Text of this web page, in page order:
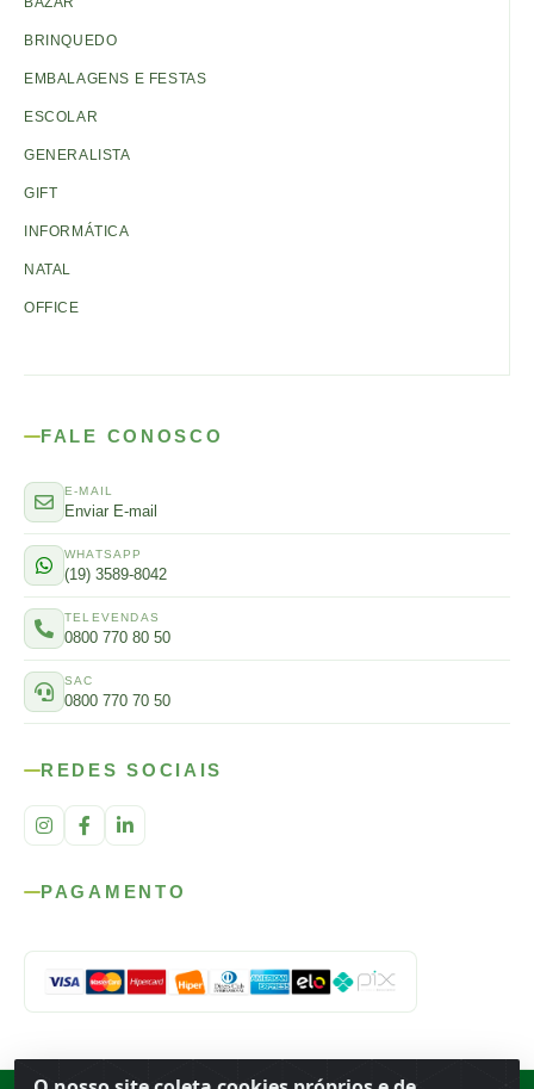
BRINQUEDO
EMBALAGENS E FESTAS
ESCOLAR
GENERALISTA
GIFT
INFORMÁTICA
NATAL
OFFICE
FALE CONOSCO
E-MAIL
Enviar E-mail
WHATSAPP
(19) 3589-8042
TELEVENDAS
0800 770 80 50
SAC
0800 770 70 50
REDES SOCIAIS
PAGAMENTO